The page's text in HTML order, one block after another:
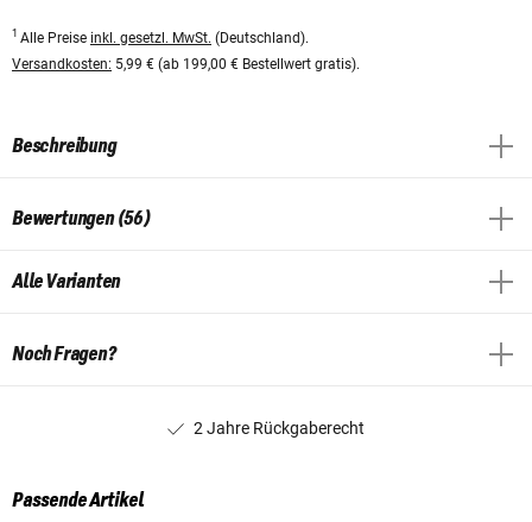
1 Alle Preise inkl. gesetzl. MwSt. (Deutschland).
Versandkosten: 5,99 € (ab 199,00 € Bestellwert gratis).
Beschreibung
Bewertungen (56)
Alle Varianten
Noch Fragen?
2 Jahre Rückgaberecht
Passende Artikel